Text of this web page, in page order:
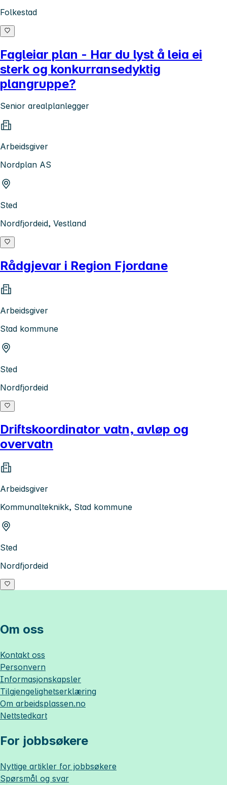
Folkestad
Fagleiar plan - Har du lyst å leia ei
sterk og konkurransedyktig
plangruppe?
Senior arealplanlegger
Arbeidsgiver
Nordplan AS
Sted
Nordfjordeid, Vestland
Rådgjevar i Region Fjordane
Arbeidsgiver
Stad kommune
Sted
Nordfjordeid
Driftskoordinator vatn, avløp og
overvatn
Arbeidsgiver
Kommunalteknikk, Stad kommune
Sted
Nordfjordeid
Om oss
Kontakt oss
Personvern
Informasjonskapsler
Tilgjengelighetserklæring
Om arbeidsplassen.no
Nettstedkart
For jobbsøkere
Nyttige artikler for jobbsøkere
Spørsmål og svar